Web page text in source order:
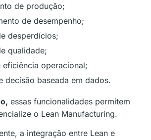
de produção;
de desempenho;
desperdícios;
qualidade;
eficiência operacional;
decisão baseada em dados.
essas funcionalidades permitem
o Lean Manufacturing.
a integração entre Lean e